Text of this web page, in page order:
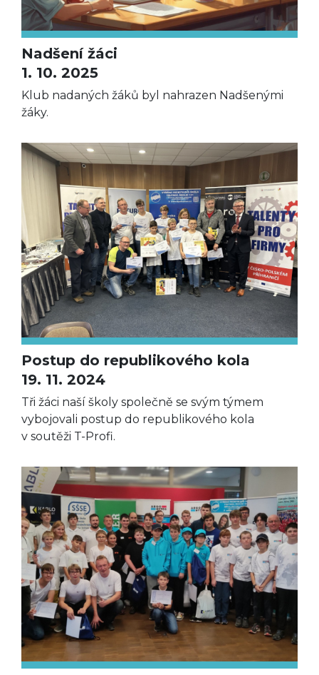
Nadšení žáci
1. 10. 2025
Klub nadaných žáků byl nahrazen Nadšenými
žáky.
Postup do republikového kola
19. 11. 2024
Tři žáci naší školy společně se svým týmem
vybojovali postup do republikového kola
v soutěži T-Profi.